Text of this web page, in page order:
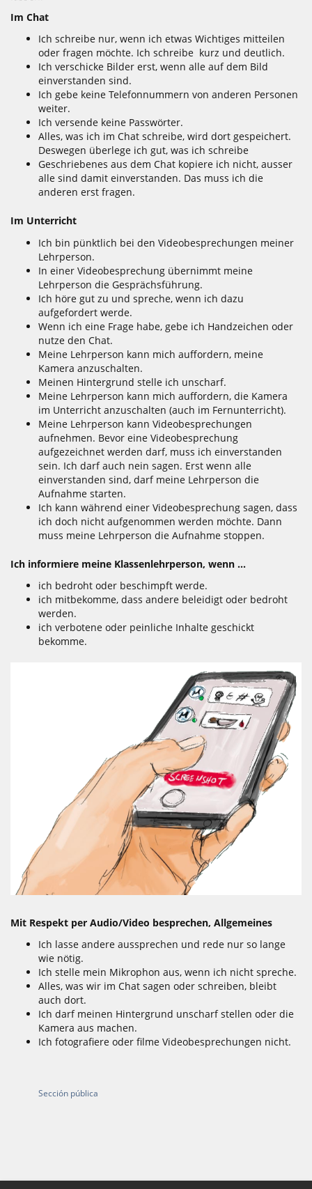
Im Chat
Ich schreibe nur, wenn ich etwas Wichtiges mitteilen
oder fragen möchte. Ich schreibe kurz und deutlich.
Ich verschicke Bilder erst, wenn alle auf dem Bild
einverstanden sind.
Ich gebe keine Telefonnummern von anderen Personen
weiter.
Ich versende keine Passwörter.
Alles, was ich im Chat schreibe, wird dort gespeichert.
Deswegen überlege ich gut, was ich schreibe
Geschriebenes aus dem Chat kopiere ich nicht, ausser
alle sind damit einverstanden. Das muss ich die
anderen erst fragen.
Im Unterricht
Ich bin pünktlich bei den Videobesprechungen meiner
Lehrperson.
In einer Videobesprechung übernimmt meine
Lehrperson die Gesprächsführung.
Ich höre gut zu und spreche, wenn ich dazu
aufgefordert werde.
Wenn ich eine Frage habe, gebe ich Handzeichen oder
nutze den Chat.
Meine Lehrperson kann mich auffordern, meine
Kamera anzuschalten.
Meinen Hintergrund stelle ich unscharf.
Meine Lehrperson kann mich auffordern, die Kamera
im Unterricht anzuschalten (auch im Fernunterricht).
Meine Lehrperson kann Videobesprechungen
aufnehmen. Bevor eine Videobesprechung
aufgezeichnet werden darf, muss ich einverstanden
sein. Ich darf auch nein sagen. Erst wenn alle
einverstanden sind, darf meine Lehrperson die
Aufnahme starten.
Ich kann während einer Videobesprechung sagen, dass
ich doch nicht aufgenommen werden möchte. Dann
muss meine Lehrperson die Aufnahme stoppen.
Ich informiere meine Klassenlehrperson, wenn ...
ich bedroht oder beschimpft werde.
ich mitbekomme, dass andere beleidigt oder bedroht
werden.
ich verbotene oder peinliche Inhalte geschickt
bekomme.
Mit Respekt per Audio/Video besprechen, Allgemeines
Ich lasse andere aussprechen und rede nur so lange
wie nötig.
Ich stelle mein Mikrophon aus, wenn ich nicht spreche.
Alles, was wir im Chat sagen oder schreiben, bleibt
auch dort.
Ich darf meinen Hintergrund unscharf stellen oder die
Kamera aus machen.
Ich fotografiere oder filme Videobesprechungen nicht.
Sección pública